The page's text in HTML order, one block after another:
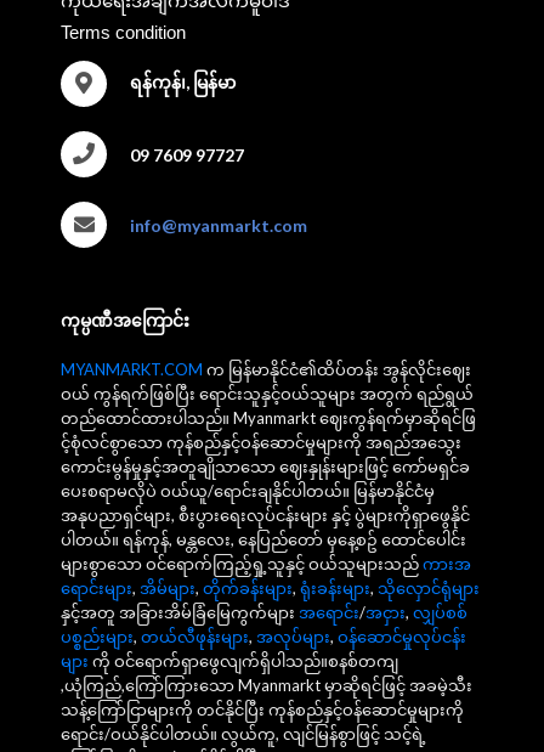
Terms condition
ရန်ကုန်၊, မြန်မာ
09 7609 97727
info@myanmarkt.com
ကုမ္ပဏီအကြောင်း
MYANMARKT.COM က မြန်မာနိုင်ငံ၏ထိပ်တန်း အွန်လိုင်းဈေး
ဝယ် ကွန်ရက်ဖြစ်ပြီး ရောင်းသူနှင့်ဝယ်သူများ အတွက် ရည်ရွယ်
တည်ထောင်ထားပါသည်။ Myanmarkt ဈေးကွန်ရက်မှာဆိုရင်ဖြ
င့်စုံလင်စွာသော ကုန်စည်နှင့်ဝန်ဆောင်မှုများကို အရည်အသွေး
ကောင်းမွန်မှုနှင့်အတူချိုသာသော ဈေးနှုန်းများဖြင့် ကော်မရှင်ခ
ပေးစရာမလိုပဲ ဝယ်ယူ/ရောင်းချနိုင်ပါတယ်။ မြန်မာနိုင်ငံမှ
အနုပညာရှင်များ, စီးပွားရေးလုပ်ငန်းများ နှင့် ပွဲများကိုရှာဖွေနိုင်
ပါတယ်။ ရန်ကုန်, မန္တလေး, နေပြည်တော် မှနေ့စဥ် ထောင်ပေါင်း
များစွာသော ဝင်ရောက်ကြည့်ရှု့သူနှင့် ဝယ်သူများသည်ကားအ
ရောင်းများ, အိမ်များ, တိုက်ခန်းများ, ရုံးခန်းများ, သိုလှောင်ရုံများ
နှင့်အတူ အခြားအိမ်ခြံမြေကွက်များ အရောင်း/အငှား, လျှပ်စစ်
ပစ္စည်းများ, တယ်လီဖုန်းများ, အလုပ်များ, ဝန်ဆောင်မှုလုပ်ငန်း
များ ကို ဝင်ရောက်ရှာဖွေလျက်ရှိပါသည်။စနစ်တကျ
,ယုံကြည်,ကြော်ကြားသော Myanmarkt မှာဆိုရင်ဖြင့် အခမဲ့သီး
သန့်ကြော်ငြာများကို တင်နိုင်ပြီး ကုန်စည်နှင့်ဝန်ဆောင်မှုများကို
ရောင်း/ဝယ်နိုင်ပါတယ်။ လွယ်ကူ, လျင်မြန်စွာဖြင့် သင့်ရဲ့